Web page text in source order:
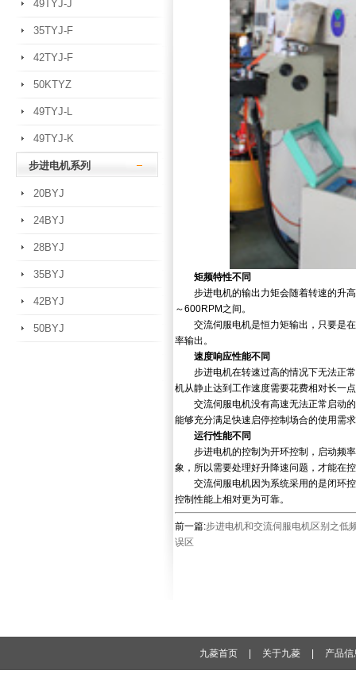
49TYJ-J
35TYJ-F
42TYJ-F
50KTYZ
49TYJ-L
49TYJ-K
步进电机系列
20BYJ
24BYJ
28BYJ
35BYJ
42BYJ
50BYJ
矩频特性不同
步进电机的输出力矩会随着转速的升高
～600RPM之间。
交流伺服电机是恒力矩输出，只要是在
率输出。
速度响应性能不同
步进电机在转速过高的情况下无法正常
机从静止达到工作速度需要花费相对长一
交流伺服电机没有高速无法正常启动的
能够充分满足快速启停控制场合的使用需
运行性能不同
步进电机的控制为开环控制，启动频率
象，所以需要处理好升降速问题，才能在
交流伺服电机因为系统采用的是闭环控
控制性能上相对更为可靠。
前一篇:步进电机和交流伺服电机区别之低
误区
九菱首页 关于九菱 产品信